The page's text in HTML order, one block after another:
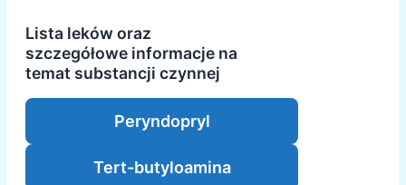
Lista leków oraz
szczegółowe informacje na
temat substancji czynnej
Peryndopryl
Tert-butyloamina